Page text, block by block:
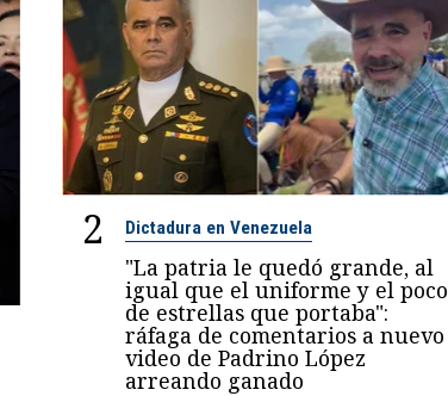
2 Dictadura en Venezuela
"La patria le quedó grande, al
igual que el uniforme y el poco
de estrellas que portaba":
ráfaga de comentarios a nuevo
video de Padrino López
arreando ganado